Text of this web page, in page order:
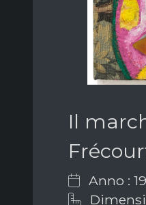
Il
Anno :